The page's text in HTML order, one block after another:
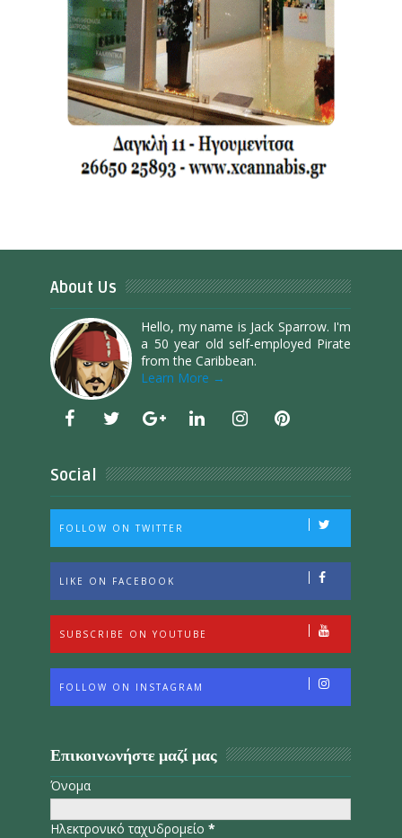
About Us
Hello, my name is Jack Sparrow. I'm
a 50 year old self-employed Pirate
from the Caribbean.
Learn More →
Social
FOLLOW ON TWITTER
LIKE ON FACEBOOK
SUBSCRIBE ON YOUTUBE
FOLLOW ON INSTAGRAM
Επικοινωνήστε μαζί μας
Όνομα
Ηλεκτρονικό ταχυδρομείο*